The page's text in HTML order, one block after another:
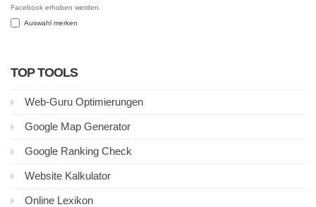
Facebook erhoben werden.
Auswahl merken
TOP TOOLS
Web-Guru Optimierungen
Google Map Generator
Google Ranking Check
Website Kalkulator
Online Lexikon